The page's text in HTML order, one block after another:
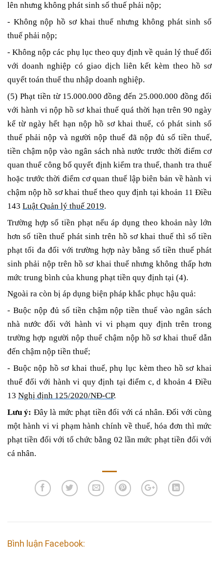
lên nhưng không phát sinh số thuế phải nộp;
- Không nộp hồ sơ khai thuế nhưng không phát sinh số
thuế phải nộp;
- Không nộp các phụ lục theo quy định về quản lý thuế đối
với doanh nghiệp có giao dịch liên kết kèm theo hồ sơ
quyết toán thuế thu nhập doanh nghiệp.
(5) Phạt tiền từ 15.000.000 đồng đến 25.000.000 đồng đối
với hành vi nộp hồ sơ khai thuế quá thời hạn trên 90 ngày
kể từ ngày hết hạn nộp hồ sơ khai thuế, có phát sinh số
thuế phải nộp và người nộp thuế đã nộp đủ số tiền thuế,
tiền chậm nộp vào ngân sách nhà nước trước thời điểm cơ
quan thuế công bố quyết định kiểm tra thuế, thanh tra thuế
hoặc trước thời điểm cơ quan thuế lập biên bản về hành vi
chậm nộp hồ sơ khai thuế theo quy định tại khoản 11 Điều
143 Luật Quản lý thuế 2019.
Trường hợp số tiền phạt nếu áp dụng theo khoản này lớn
hơn số tiền thuế phát sinh trên hồ sơ khai thuế thì số tiền
phạt tối đa đối với trường hợp này bằng số tiền thuế phát
sinh phải nộp trên hồ sơ khai thuế nhưng không thấp hơn
mức trung bình của khung phạt tiền quy định tại (4).
Ngoài ra còn bị áp dụng biện pháp khắc phục hậu quả:
- Buộc nộp đủ số tiền chậm nộp tiền thuế vào ngân sách
nhà nước đối với hành vi vi phạm quy định trên trong
trường hợp người nộp thuế chậm nộp hồ sơ khai thuế dẫn
đến chậm nộp tiền thuế;
- Buộc nộp hồ sơ khai thuế, phụ lục kèm theo hồ sơ khai
thuế đối với hành vi quy định tại điểm c, d khoản 4 Điều
13 Nghị định 125/2020/NĐ-CP.
Lưu ý: Đây là mức phạt tiền đối với cá nhân. Đối với cùng
một hành vi vi phạm hành chính về thuế, hóa đơn thì mức
phạt tiền đối với tổ chức bằng 02 lần mức phạt tiền đối với
cá nhân.
Bình luận Facebook: